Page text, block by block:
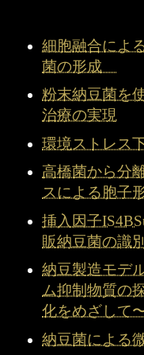
細胞融合によ
菌の形成
粉末納豆菌を
治療の実現
環境ストレス
高橋菌から分
スによる胞子
挿入因子
販納豆菌の識別
納豆製造モデ
ム抑制物質の
化をめざして
納豆菌による